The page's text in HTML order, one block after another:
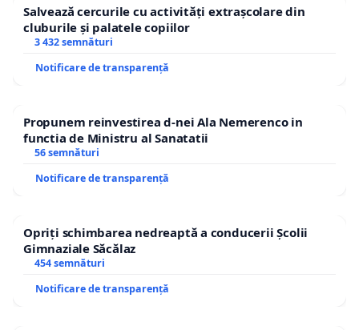
Salvează cercurile cu activități extrașcolare din
cluburile și palatele copiilor
3 432 semnături
Notificare de transparență
Propunem reinvestirea d-nei Ala Nemerenco in
functia de Ministru al Sanatatii
56 semnături
Notificare de transparență
Opriți schimbarea nedreaptă a conducerii Școlii
Gimnaziale Săcălaz
454 semnături
Notificare de transparență